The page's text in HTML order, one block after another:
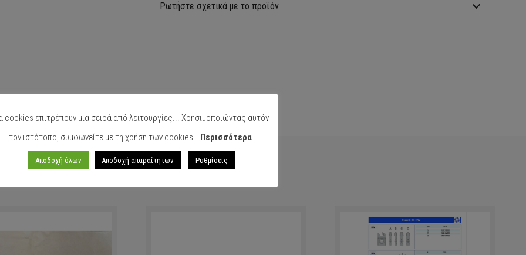
Ρωτήστε σχετικά με το προϊόν
cookies επιτρέπουν μια σειρά από λειτουργίες... Χρησιμοποιώντας αυτόν
τον ιστότοπο, συμφωνείτε με τη χρήση των cookies. Περισσότερα
Αποδοχή όλων Αποδοχή απαραίτητων Ρυθμίσεις